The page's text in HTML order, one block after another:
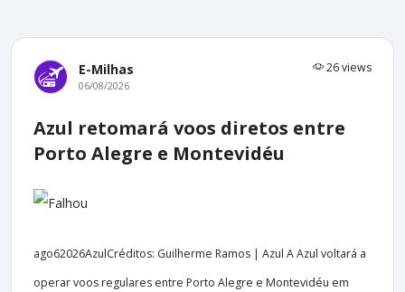
E-Milhas 26 views
06/08/2026
Azul retomará voos diretos entre
Porto Alegre e Montevidéu
ago62026AzulCréditos: Guilherme Ramos | Azul A Azul voltará a
operar voos regulares entre Porto Alegre e Montevidéu em